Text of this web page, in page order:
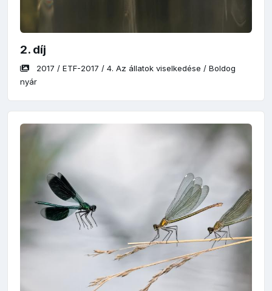
2. díj
2017 / ETF-2017 / 4. Az állatok viselkedése / Boldog
nyár